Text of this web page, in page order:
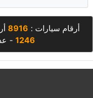
أرقام سيارات : 8916
1246
-